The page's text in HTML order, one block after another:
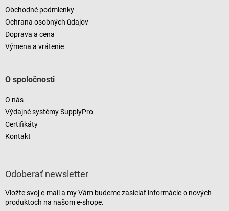
Obchodné podmienky
Ochrana osobných údajov
Doprava a cena
Výmena a vrátenie
O spoločnosti
O nás
Výdajné systémy SupplyPro
Certifikáty
Kontakt
Odoberať newsletter
Vložte svoj e-mail a my Vám budeme zasielať informácie o nových
produktoch na našom e-shope.